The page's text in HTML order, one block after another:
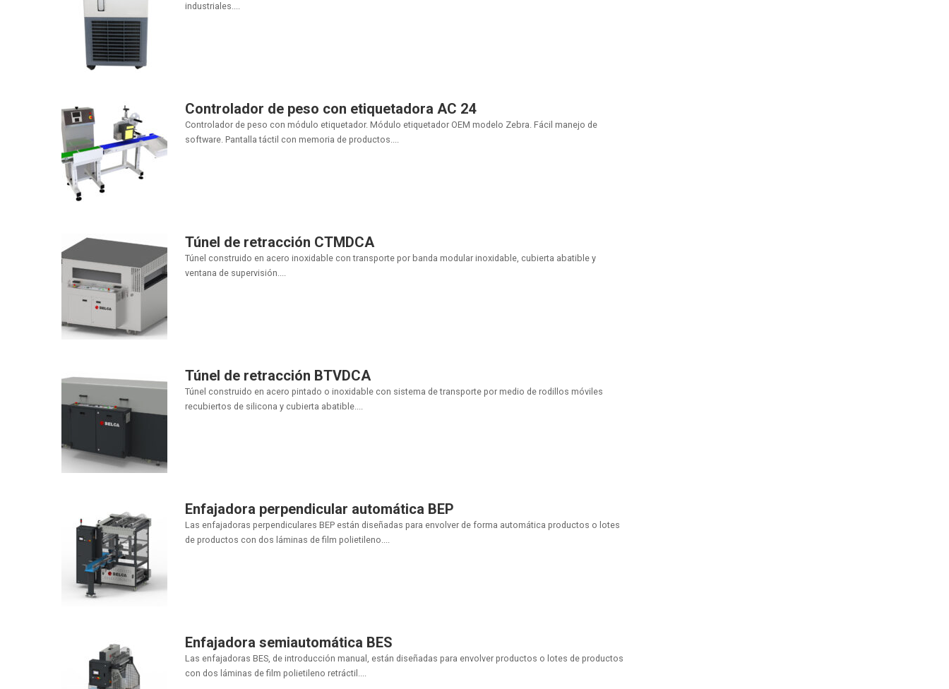
industriales....
Controlador de peso con etiquetadora AC 24
Controlador de peso con módulo etiquetador. Módulo etiquetador OEM modelo Zebra. Fácil manejo de
software. Pantalla táctil con memoria de productos....
Túnel de retracción CTMDCA
Túnel construido en acero inoxidable con transporte por banda modular inoxidable, cubierta abatible y
ventana de supervisión....
Túnel de retracción BTVDCA
Túnel construido en acero pintado o inoxidable con sistema de transporte por medio de rodillos móviles
recubiertos de silicona y cubierta abatible....
Enfajadora perpendicular automática BEP
Las enfajadoras perpendiculares BEP están diseñadas para envolver de forma automática productos o lotes
de productos con dos láminas de film polietileno....
Enfajadora semiautomática BES
Las enfajadoras BES, de introducción manual, están diseñadas para envolver productos o lotes de productos
con dos láminas de film polietileno retráctil....